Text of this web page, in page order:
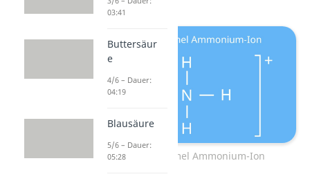
Strukturformel Ammonium-Ion
03:41
Buttersäur
e
4/6 – Dauer:
04:19
Blausäure
5/6 – Dauer:
05:28